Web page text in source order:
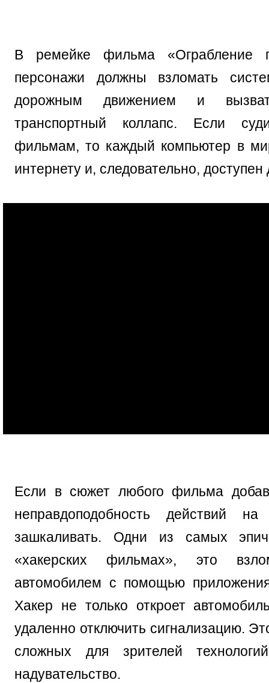
В ремейке фильма «Ограбление
персонажи должны взломать
дорожным движением и
транспортный коллапс. Если
фильмам, то каждый компьютер в
интернету и, следовательно,
Если в сюжет любого фильма
неправдоподобность действий
зашкаливать. Одни из самых
«хакерских фильмах», это
автомобилем с помощью
Хакер не только откроет
удаленно отключить сигнализацию.
сложных для зрителей
надувательство.